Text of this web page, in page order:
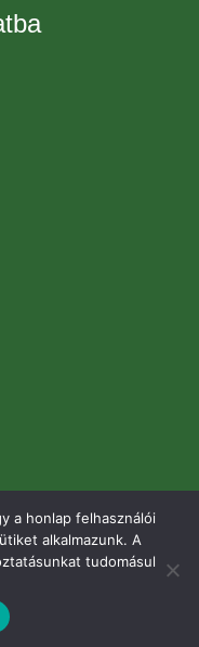
jog fenntartva.
a honlap felhasználói
alkalmazunk. A
tudomásul